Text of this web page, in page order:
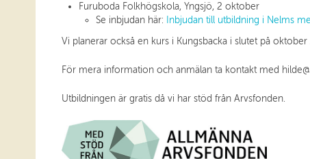
Furuboda Folkhögskola, Yngsjö, 2 oktober
Se inbjudan här:
Inbjudan till utbildning i Nelms
Vi planerar också en kurs i Kungsbacka i slutet på oktober
För mera information och anmälan ta kontakt med
Utbildningen är gratis då vi har stöd från Arvsfonden.